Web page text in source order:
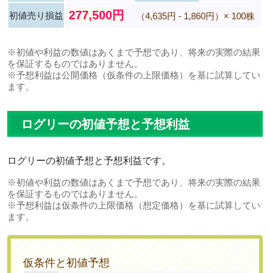
初値売り損益 277,500円 （4,635円 - 1,860円）× 100株
※初値や利益の数値はあくまで予想であり、将来の実際の結果
を保証するものではありません。
※予想利益は公開価格（仮条件の上限価格）を基に試算してい
ます。
ログリーの初値予想と予想利益
ログリーの初値予想と予想利益です。
※初値や利益の数値はあくまで予想であり、将来の実際の結果
を保証するものではありません。
※予想利益は仮条件の上限価格（想定価格）を基に試算してい
ます。
仮条件と初値予想